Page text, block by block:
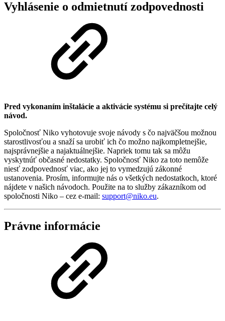
Vyhlásenie o odmietnutí zodpovednosti
Pred vykonaním inštalácie a aktivácie systému si prečítajte celý
návod.
Spoločnosť Niko vyhotovuje svoje návody s čo najväčšou možnou
starostlivosťou a snaží sa urobiť ich čo možno najkompletnejšie,
najsprávnejšie a najaktuálnejšie. Napriek tomu tak sa môžu
vyskytnúť občasné nedostatky. Spoločnosť Niko za toto nemôže
niesť zodpovednosť viac, ako jej to vymedzujú zákonné
ustanovenia. Prosím, informujte nás o všetkých nedostatkoch, ktoré
nájdete v našich návodoch. Použite na to služby zákazníkom od
spoločnosti Niko – cez e-mail: support@niko.eu.
Právne informácie